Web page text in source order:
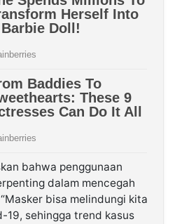
bahwa penggunaan
dalam mencegah
bisa melindungi kita
sehingga trend kasus